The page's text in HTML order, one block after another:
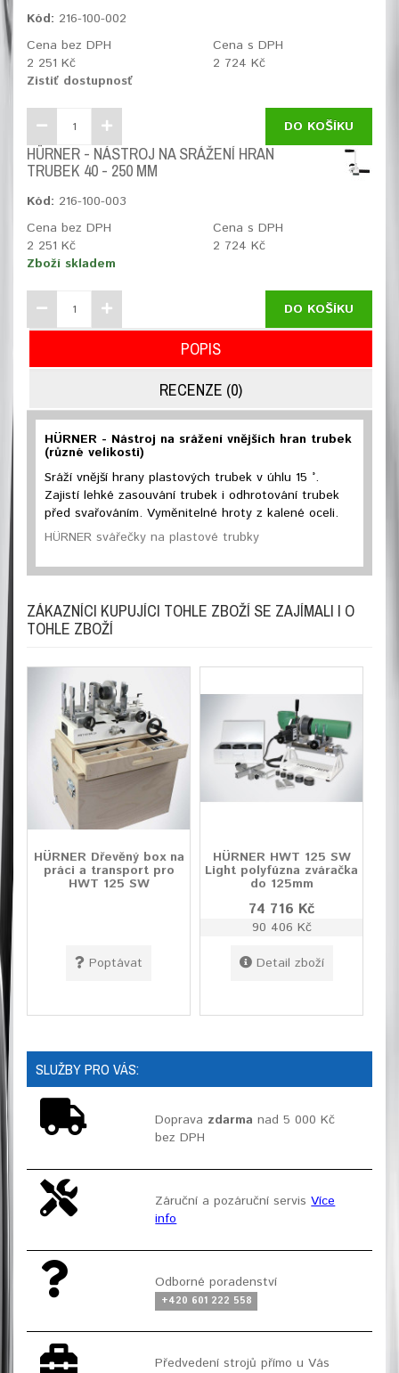
Kód: 216-100-002
Cena bez DPH
2 251 Kč
Cena s DPH
2 724 Kč
Zistiť dostupnosť
DO KOŠÍKU
HÜRNER - NÁSTROJ NA SRÁŽENÍ HRAN
TRUBEK 40 - 250 MM
Kód: 216-100-003
Cena bez DPH
2 251 Kč
Cena s DPH
2 724 Kč
Zboží skladem
DO KOŠÍKU
POPIS
RECENZE (0)
HÜRNER - Nástroj na srážení vnějších hran trubek
(různé velikosti)
Sráží vnější hrany plastových trubek v úhlu 15 °.
Zajistí lehké zasouvání trubek i odhrotování trubek
před svařováním. Vyměnitelné hroty z kalené oceli.
HÜRNER svářečky na plastové trubky
ZÁKAZNÍCI KUPUJÍCI TOHLE ZBOŽÍ SE ZAJÍMALI I O
TOHLE ZBOŽÍ
HÜRNER Dřevěný box na
práci a transport pro
HWT 125 SW
Poptávat
HÜRNER HWT 125 SW
Light polyfúzna zváračka
do 125mm
74 716 Kč
90 406 Kč
Detail zboží
SLUŽBY PRO VÁS:
Doprava zdarma nad 5 000 Kč
bez DPH
Záruční a pozáruční servisVíce
info
Odborné poradenství
+420 601 222 558
Předvedení strojů přímo u Vás